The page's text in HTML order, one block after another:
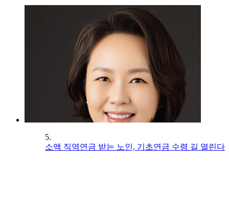
5.
소액 직역연금 받는 노인, 기초연금 수령 길 열린다